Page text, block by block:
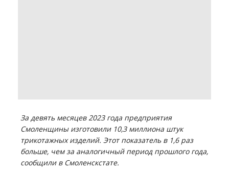
За девять месяцев 2023 года предприятия
Смоленщины изготовили 10,3 миллиона штук
трикотажных изделий. Этот показатель в 1,6 раз
больше, чем за аналогичный период прошлого года,
сообщили в Смоленскстате.